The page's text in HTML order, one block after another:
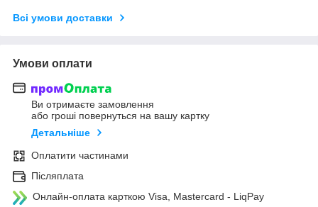
Всі умови доставки
Умови оплати
Ви отримаєте замовлення
або гроші повернуться на вашу картку
Детальніше
Оплатити частинами
Післяплата
Онлайн-оплата карткою Visa, Mastercard - LiqPay